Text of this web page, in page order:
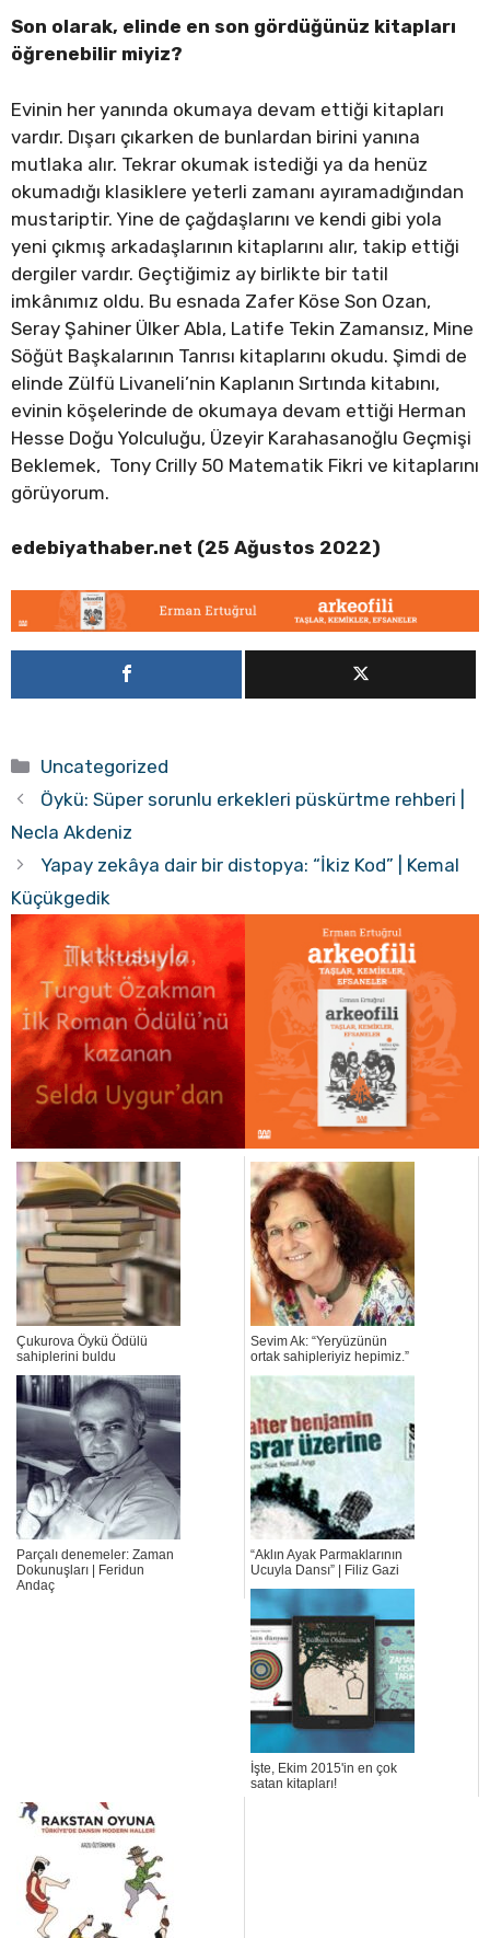
Son olarak, elinde en son gördüğünüz kitapları
öğrenebilir miyiz?
Evinin her yanında okumaya devam ettiği kitapları
vardır. Dışarı çıkarken de bunlardan birini yanına
mutlaka alır. Tekrar okumak istediği ya da henüz
okumadığı klasiklere yeterli zamanı ayıramadığından
mustariptir. Yine de çağdaşlarını ve kendi gibi yola
yeni çıkmış arkadaşlarının kitaplarını alır, takip ettiği
dergiler vardır. Geçtiğimiz ay birlikte bir tatil
imkânımız oldu. Bu esnada Zafer Köse Son Ozan,
Seray Şahiner Ülker Abla, Latife Tekin Zamansız, Mine
Söğüt Başkalarının Tanrısı kitaplarını okudu. Şimdi de
elinde Zülfü Livaneli’nin Kaplanın Sırtında kitabını,
evinin köşelerinde de okumaya devam ettiği Herman
Hesse Doğu Yolculuğu, Üzeyir Karahasanoğlu Geçmişi
Beklemek, Tony Crilly 50 Matematik Fikri ve kitaplarını
görüyorum.
edebiyathaber.net (25 Ağustos 2022)
Kategoriler
Uncategorized
Öykü: Süper sorunlu erkekleri püskürtme rehberi |
Necla Akdeniz
Yapay zekâya dair bir distopya: “İkiz Kod” | Kemal
Küçükgedik
Çukurova Öykü Ödülü
sahiplerini buldu
Sevim Ak: “Yeryüzünün
ortak sahipleriyiz hepimiz.”
Parçalı denemeler: Zaman
Dokunuşları | Feridun
Andaç
“Aklın Ayak Parmaklarının
Ucuyla Dansı” | Filiz Gazi
İşte, Ekim 2015'in en çok
satan kitapları!